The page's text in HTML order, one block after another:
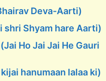
Deva-Aarti)
shri Shyam hare Aarti)
(Jai Ho Jai Jai He Gauri
kijai hanumaan lalaa ki)